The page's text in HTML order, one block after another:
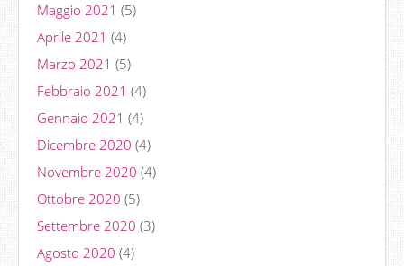
Maggio 2021 (5)
Aprile 2021 (4)
Marzo 2021 (5)
Febbraio 2021 (4)
Gennaio 2021 (4)
Dicembre 2020 (4)
Novembre 2020 (4)
Ottobre 2020 (5)
Settembre 2020 (3)
Agosto 2020 (4)